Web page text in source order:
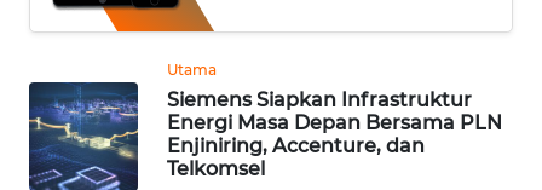
Utama
Siemens Siapkan Infrastruktur
Energi Masa Depan Bersama PLN
Enjiniring, Accenture, dan
Telkomsel
SERBA-
SERBI
OPINI
Informasi